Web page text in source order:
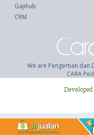
Gajihub
CRM
We are Pengertian dan
CARA